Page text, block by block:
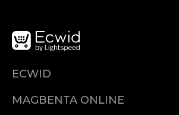
ECWID
Help center
MAGBENTA ONLINE